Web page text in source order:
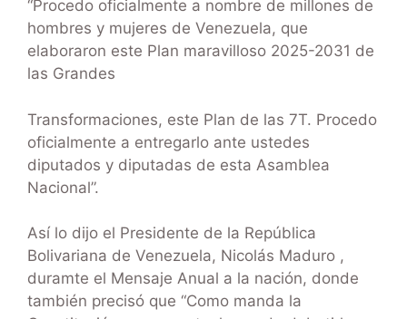
“Procedo oficialmente a nombre de millones de
hombres y mujeres de Venezuela, que
elaboraron este Plan maravilloso 2025-2031 de
las Grandes
Transformaciones, este Plan de las 7T. Procedo
oficialmente a entregarlo ante ustedes
diputados y diputadas de esta Asamblea
Nacional”.
Así lo dijo el Presidente de la República
Bolivariana de Venezuela, Nicolás Maduro ,
duramte el Mensaje Anual a la nación, donde
también precisó que “Como manda la